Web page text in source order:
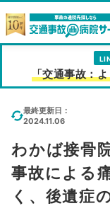
「交通事故：
最終更新日：
2024.11.06
わかば接骨
事故による
く、後遺症